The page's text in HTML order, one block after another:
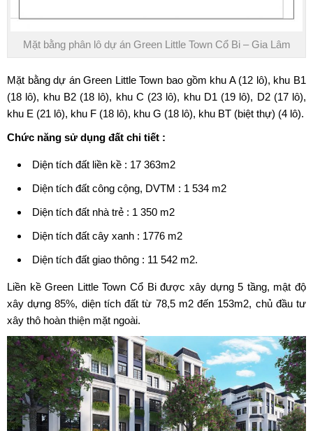
Mặt bằng phân lô dự án Green Little Town Cổ Bi – Gia Lâm
Mặt bằng dự án Green Little Town bao gồm khu A (12 lô), khu B1
(18 lô), khu B2 (18 lô), khu C (23 lô), khu D1 (19 lô), D2 (17 lô),
khu E (21 lô), khu F (18 lô), khu G (18 lô), khu BT (biệt thự) (4 lô).
Chức năng sử dụng đất chi tiết :
Diện tích đất liền kề : 17 363m2
Diện tích đất công cộng, DVTM : 1 534 m2
Diện tích đất nhà trẻ : 1 350 m2
Diện tích đất cây xanh : 1776 m2
Diện tích đất giao thông : 11 542 m2.
Liền kề Green Little Town Cổ Biđược xây dựng 5 tầng, mật độ
xây dựng 85%, diện tích đất từ 78,5 m2 đến 153m2, chủ đầu tư
xây thô hoàn thiện mặt ngoài.